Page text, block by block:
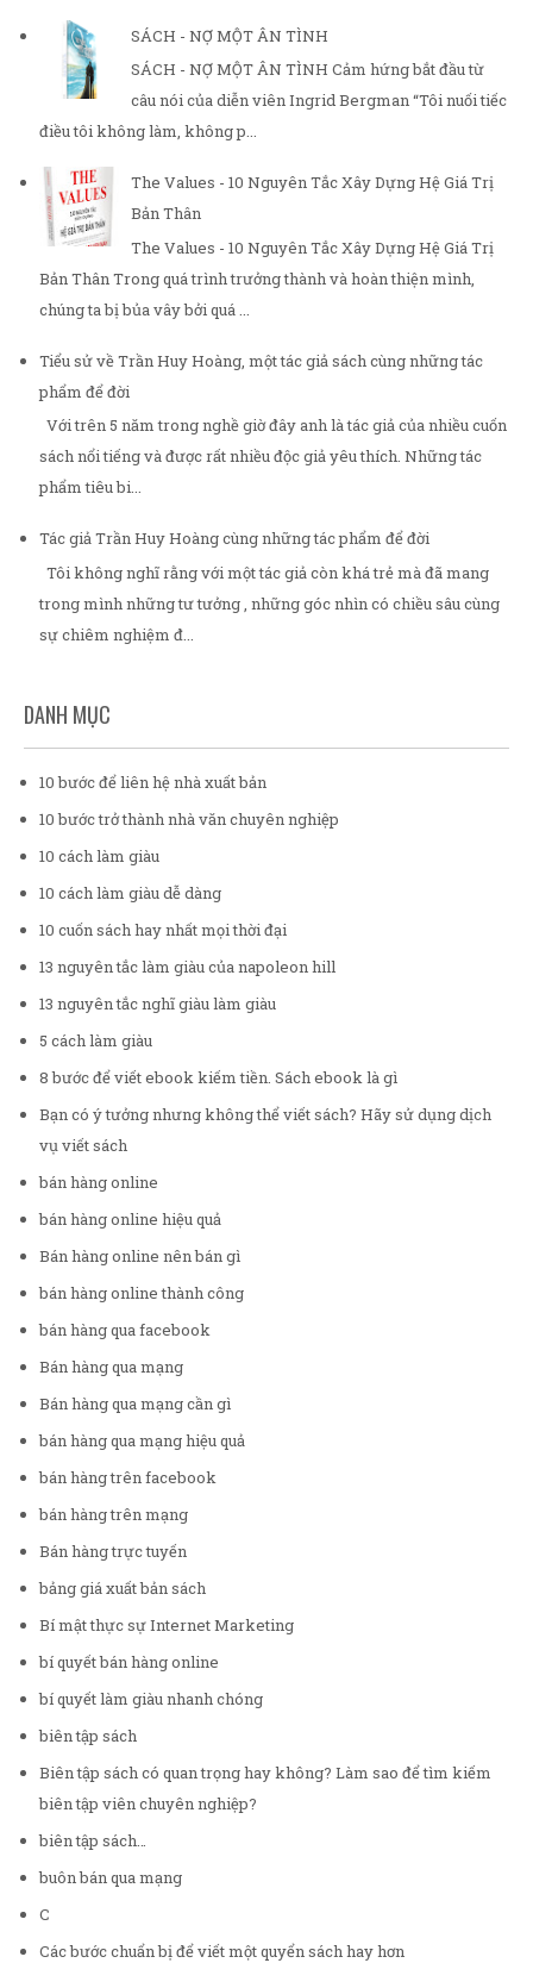
SÁCH - NỢ MỘT ÂN TÌNH
SÁCH - NỢ MỘT ÂN TÌNH Cảm hứng bắt đầu từ
câu nói của diễn viên Ingrid Bergman “Tôi nuối tiếc
điều tôi không làm, không p...
The Values - 10 Nguyên Tắc Xây Dựng Hệ Giá Trị
Bản Thân
The Values - 10 Nguyên Tắc Xây Dựng Hệ Giá Trị
Bản Thân Trong quá trình trưởng thành và hoàn thiện mình,
chúng ta bị bủa vây bởi quá ...
Tiểu sử về Trần Huy Hoàng, một tác giả sách cùng những tác
phẩm để đời
Với trên 5 năm trong nghề giờ đây anh là tác giả của nhiều cuốn
sách nổi tiếng và được rất nhiều độc giả yêu thích. Những tác
phẩm tiêu bi...
Tác giả Trần Huy Hoàng cùng những tác phẩm để đời
Tôi không nghĩ rằng với một tác giả còn khá trẻ mà đã mang
trong mình những tư tưởng , những góc nhìn có chiều sâu cùng
sự chiêm nghiệm đ...
DANH MỤC
10 bước để liên hệ nhà xuất bản
10 bước trở thành nhà văn chuyên nghiệp
10 cách làm giàu
10 cách làm giàu dễ dàng
10 cuốn sách hay nhất mọi thời đại
13 nguyên tắc làm giàu của napoleon hill
13 nguyên tắc nghĩ giàu làm giàu
5 cách làm giàu
8 bước để viết ebook kiếm tiền. Sách ebook là gì
Bạn có ý tưởng nhưng không thể viết sách? Hãy sử dụng dịch
vụ viết sách
bán hàng online
bán hàng online hiệu quả
Bán hàng online nên bán gì
bán hàng online thành công
bán hàng qua facebook
Bán hàng qua mạng
Bán hàng qua mạng cần gì
bán hàng qua mạng hiệu quả
bán hàng trên facebook
bán hàng trên mạng
Bán hàng trực tuyến
bảng giá xuất bản sách
Bí mật thực sự Internet Marketing
bí quyết bán hàng online
bí quyết làm giàu nhanh chóng
biên tập sách
Biên tập sách có quan trọng hay không? Làm sao để tìm kiếm
biên tập viên chuyên nghiệp?
biên tập sách…
buôn bán qua mạng
C
Các bước chuẩn bị để viết một quyển sách hay hơn